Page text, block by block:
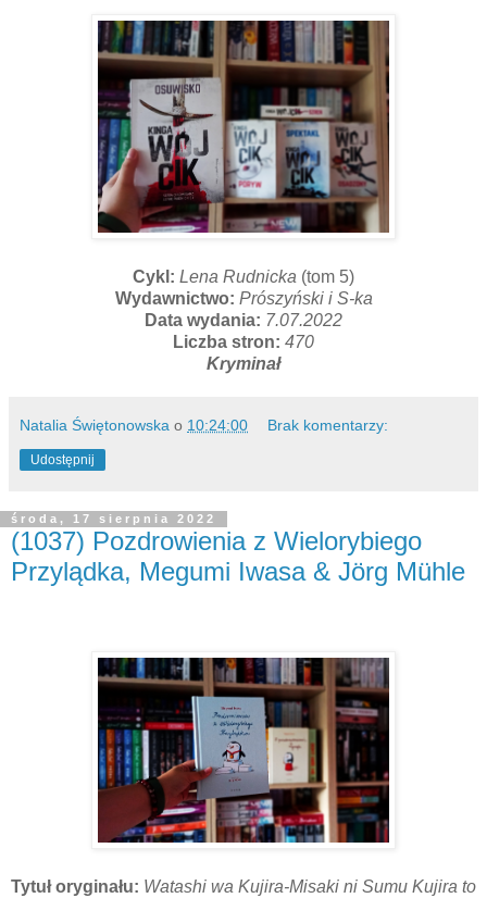
Cykl: Lena Rudnicka (tom 5)
Wydawnictwo: Prószyński i S-ka
Data wydania: 7.07.2022
Liczba stron: 470
Kryminał
Natalia Świętonowska o 10:24:00 Brak komentarzy:
Udostępnij
środa, 17 sierpnia 2022
(1037) Pozdrowienia z Wielorybiego
Przylądka, Megumi Iwasa & Jörg Mühle
Tytuł oryginału: Watashi wa Kujira-Misaki ni Sumu Kujira to